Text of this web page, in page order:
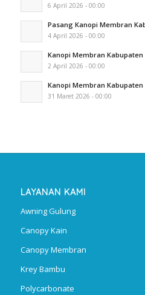
6 April 2026 - 00:00
Pasang Kanopi Membran
4 April 2026 - 00:00
Kanopi Membran
2 April 2026 - 00:00
Kanopi Membran
31 Maret 2026 - 00:00
LAYANAN KAMI
Awning Gulung
Canopy Kain
Canopy Membran
Krey Bambu
Polycarbonate